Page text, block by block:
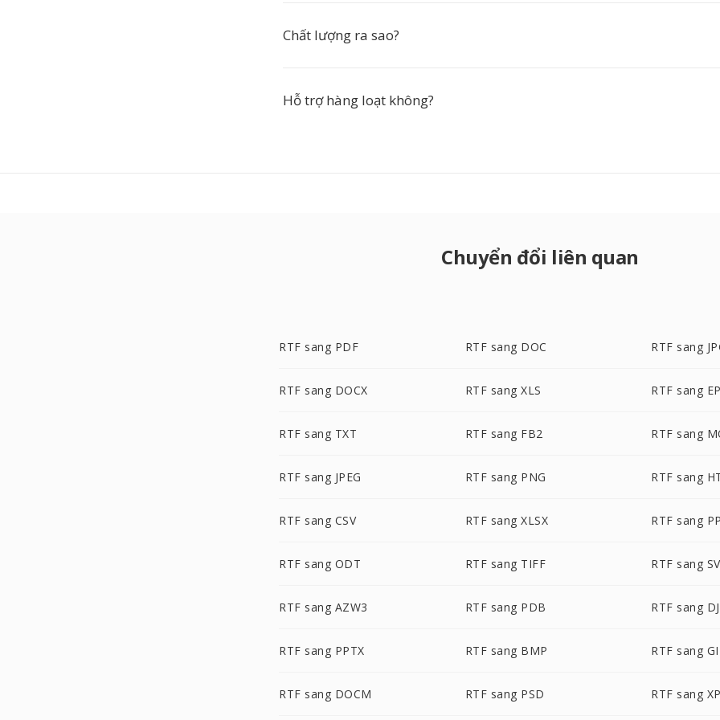
Chất lượng ra sao?
Hỗ trợ hàng loạt không?
Chuyển đổi liên quan
RTF sang PDF RTF sang DOC RTF sang
RTF sang DOCX RTF sang XLS RTF sang
RTF sang TXT RTF sang FB2 RTF sang
RTF sang JPEG RTF sang PNG RTF sang
RTF sang CSV RTF sang XLSX RTF sang
RTF sang ODT RTF sang TIFF RTF sang
RTF sang AZW3 RTF sang PDB RTF sang
RTF sang PPTX RTF sang BMP RTF sang
RTF sang DOCM RTF sang PSD RTF sang